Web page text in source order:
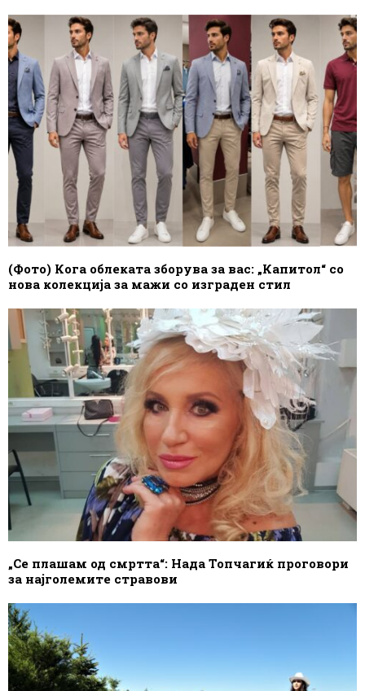
(Фото) Кога облеката зборува за вас: „Капитол“ со
нова колекција за мажи со изграден стил
„Се плашам од смртта“: Нада Топчагиќ проговори
за најголемите стравови